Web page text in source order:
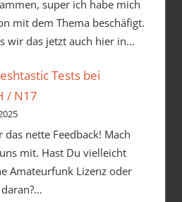
super ich habe mich
mit dem Thema beschäfigt.
wir das jetzt auch hier in…
Tests bei
/ N17
das nette Feedback! Mach
mit. Hast Du vielleicht
Amateurfunk Lizenz oder